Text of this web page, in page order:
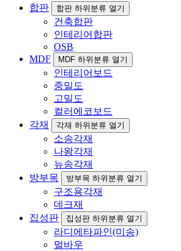
합판
합판 하위분류 열기
건축합판
인테리어합판
OSB
MDF
MDF 하위분류 열기
인테리어보드
중밀도
고밀도
컬러에코보드
각재
각재 하위분류 열기
소송각재
나왕각재
뉴송각재
방부목
방부목 하위분류 열기
구조용각재
데크재
집성판
집성판 하위분류 열기
라디에타파인(미송)
멀바우